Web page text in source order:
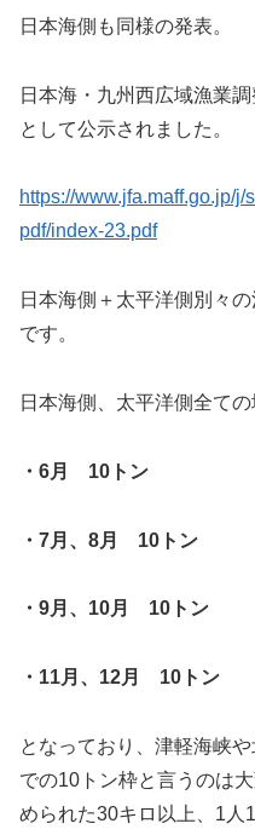
日本海側も同様の発表。
日本海・九州西広域漁業
として公示されました。
https://www.jfa.maff.go.jp/
pdf/index-23.pdf
日本海側＋太平洋側別々
です。
日本海側、太平洋側全ての
・6月 10トン
・7月、8月 10トン
・9月、10月 10トン
・11月、12月 10トン
となっており、津軽海峡
での10トン枠と言うのは
められた30キロ以上、1人